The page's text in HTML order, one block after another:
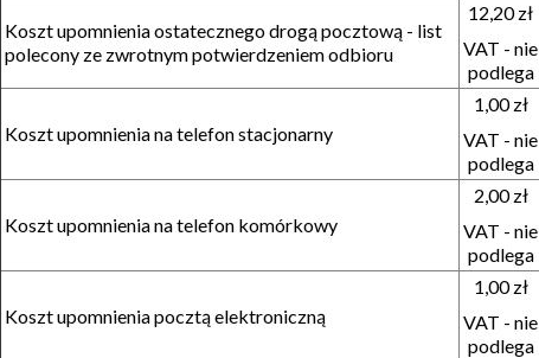
Koszt upomnienia ostatecznego drogą pocztową - list
polecony ze zwrotnym potwierdzeniem odbioru
12,20 zł
VAT - nie
podlega
Koszt upomnienia na telefon stacjonarny
1,00 zł
VAT - nie
podlega
Koszt upomnienia na telefon komórkowy
2,00 zł
VAT - nie
podlega
Koszt upomnienia pocztą elektroniczną
1,00 zł
VAT - nie
podlega